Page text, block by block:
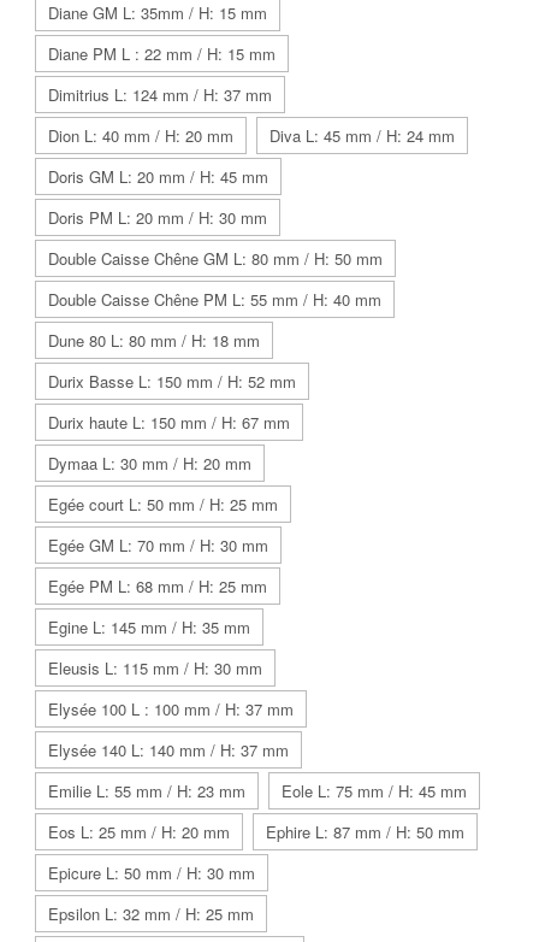
Diane GM L: 35mm / H: 15 mm
Diane PM L : 22 mm / H: 15 mm
Dimitrius L: 124 mm / H: 37 mm
Dion L: 40 mm / H: 20 mm
Diva L: 45 mm / H: 24 mm
Doris GM L: 20 mm / H: 45 mm
Doris PM L: 20 mm / H: 30 mm
Double Caisse Chêne GM L: 80 mm / H: 50 mm
Double Caisse Chêne PM L: 55 mm / H: 40 mm
Dune 80 L: 80 mm / H: 18 mm
Durix Basse L: 150 mm / H: 52 mm
Durix haute L: 150 mm / H: 67 mm
Dymaa L: 30 mm / H: 20 mm
Egée court L: 50 mm / H: 25 mm
Egée GM L: 70 mm / H: 30 mm
Egée PM L: 68 mm / H: 25 mm
Egine L: 145 mm / H: 35 mm
Eleusis L: 115 mm / H: 30 mm
Elysée 100 L : 100 mm / H: 37 mm
Elysée 140 L: 140 mm / H: 37 mm
Emilie L: 55 mm / H: 23 mm
Eole L: 75 mm / H: 45 mm
Eos L: 25 mm / H: 20 mm
Ephire L: 87 mm / H: 50 mm
Epicure L: 50 mm / H: 30 mm
Epsilon L: 32 mm / H: 25 mm